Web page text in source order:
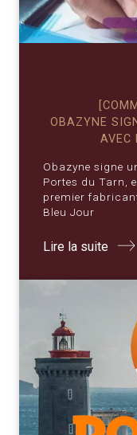
OBAZYNE
AVEC
Obazyne signe
Portes du Tarn,
premier
Bleu Jour
Lire la suite